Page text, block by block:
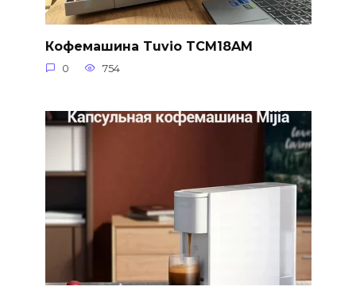
Кофемашина Tuvio TCM18AM
0 754